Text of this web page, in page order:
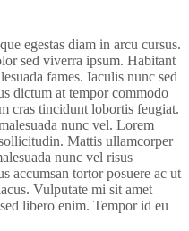
egestas diam in arcu cursus.
sed viverra ipsum. Habitant
fames. Iaculis nunc sed
dictum at tempor commodo
cras tincidunt lobortis feugiat.
nunc vel. Lorem
Mattis ullamcorper
nunc vel risus
accumsan tortor posuere ac ut
Vulputate mi sit amet
libero enim. Tempor id eu